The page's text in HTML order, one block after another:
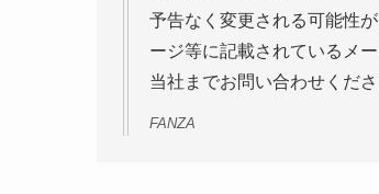
予告なく変更される可能性
ージ等に記載されているメ
当社までお問い合わせくだ
FANZA